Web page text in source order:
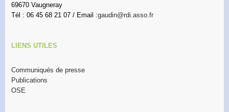
69670 Vaugneray
Tél : 06 45 68 21 07 / Email :gaudin@rdi.asso.fr
LIENS UTILES
Communiqués de presse
Publications
OSE